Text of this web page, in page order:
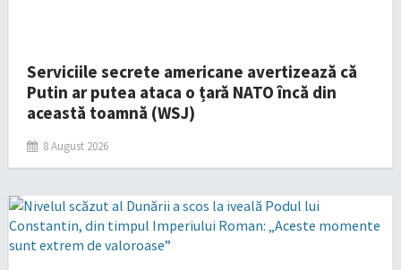
Serviciile secrete americane avertizează că
Putin ar putea ataca o țară NATO încă din
această toamnă (WSJ)
8 August 2026